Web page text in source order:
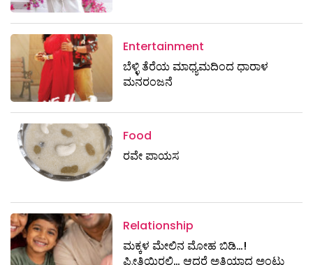
Entertainment
ಬೆಳ್ಳಿ ತೆರೆಯ ಮಾಧ್ಯಮದಿಂದ ಧಾರಾಳ
ಮನರಂಜನೆ
Food
ರವೇ ಪಾಯಸ
Relationship
ಮಕ್ಕಳ ಮೇಲಿನ ಮೋಹ ಬಿಡಿ…!
ಪ್ರೀತಿಯಿರಲಿ… ಆದರೆ ಅತಿಯಾದ ಅಂಟು